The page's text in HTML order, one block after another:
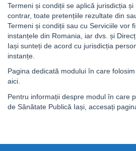
Termeni și condiții se aplică jurisdicția
contrar, toate pretențiile rezultate din
Termeni și condiții sau cu Serviciile vor
instanțele din Romania, iar dvs. și
Iași sunteți de acord cu jurisdicția
instanțe.
Pagina dedicată modului în care
aici.
Pentru informații despre modul în care
de Sănătate Publică Iași, accesați